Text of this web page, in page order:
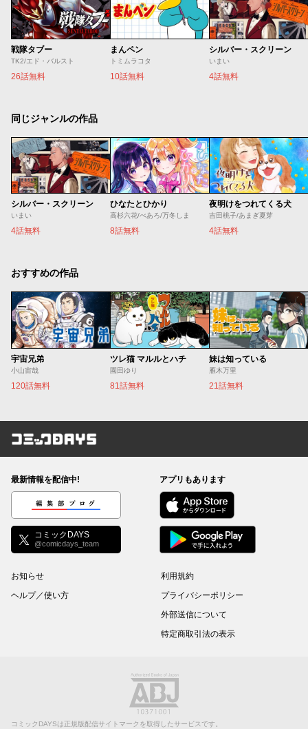
戦隊タブー
TK2/エド・バルスト
26話無料
まんペン
トミムラコタ
10話無料
シルバー・スクリーン
いまい
4話無料
同じジャンルの作品
シルバー・スクリーン
いまい
4話無料
ひなたとひかり
高杉六花/べあろ/万冬しま
8話無料
夜明けをつれてくる犬
吉田桃子/あまぎ夏芽
4話無料
おすすめの作品
宇宙兄弟
小山宙哉
120話無料
ツレ猫 マルルとハチ
園田ゆり
81話無料
妹は知っている
雁木万里
21話無料
コミックDAYS
最新情報を配信中!
編集部ブログ
コミックDAYS
@comicdays_team
アプリもあります
お知らせ
ヘルプ／使い方
利用規約
プライバシーポリシー
外部送信について
特定商取引法の表示
コミックDAYSは正規版配信サイトマークを取得したサービスです。